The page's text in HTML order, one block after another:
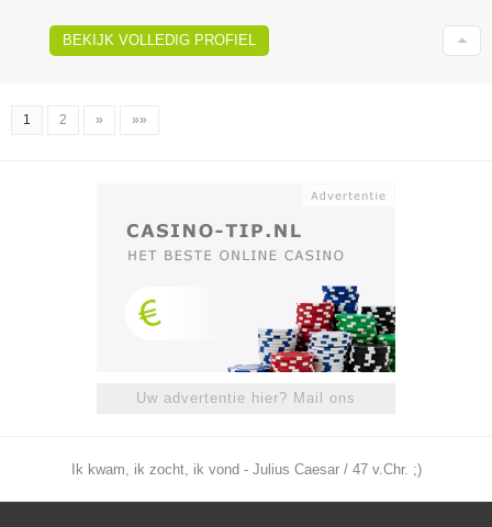
BEKIJK VOLLEDIG PROFIEL
1 2 » »»
Uw advertentie hier? Mail ons
Ik kwam, ik zocht, ik vond - Julius Caesar / 47 v.Chr. ;)